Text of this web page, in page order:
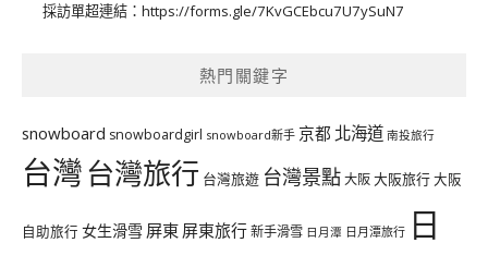
採訪單超連結： https://forms.gle/7KvGCEbcu7U7ySuN7
熱門關鍵字
snowboard snowboardgirl snowboard新手 京都 北海道 南投旅行
台灣台灣旅行 台灣旅遊 台灣景點大阪大阪旅行大阪
自助旅行 女生滑雪 屏東 屏東旅行新手滑雪 日月潭 日月潭旅行 日